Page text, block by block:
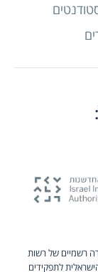
רשמיים של רשות
לתפקידים